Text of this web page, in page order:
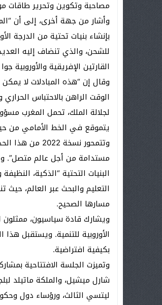
مصاحبة وتكوين وتحرير طاقات
وأشار من جهة أخرى، إلى أن
بإنشاء بنيات تحتية من
للشحن، والذي تنضاف إليه
القارتين الإفريقية
وقال إن “هذه المبادلات لا
الوقت الراهن بالاحتباس
يتموقع في الخط الأمامي من
وتتمحور
مستدامة من أجل عالم متصل”.
البنيات التحتية “الذكية،
التعليم والبحث عبر العالم،
مسارها الصحيح.
ويشارك قادة سياسيون، ممثلون
بكيفية افتراضية.
وتميزت الجلسة الافتتاحية
شارل ميشيل، والملكة ماتيلد
ليتسي الثالث، ورؤساء دول